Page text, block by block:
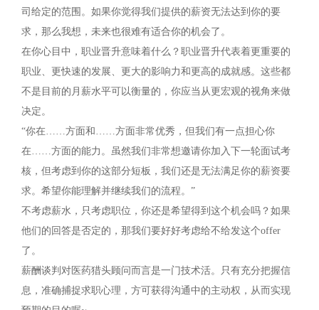
司给定的范围。如果你觉得我们提供的薪资无法达到你的要
求，那么我想，未来也很难有适合你的机会了。
在你心目中，职业晋升意味着什么？职业晋升代表着更重要的
职业、更快速的发展、更大的影响力和更高的成就感。这些都
不是目前的月薪水平可以衡量的，你应当从更宏观的视角来做
决定。
“你在……方面和……方面非常优秀，但我们有一点担心你
在……方面的能力。虽然我们非常想邀请你加入下一轮面试考
核，但考虑到你的这部分短板，我们还是无法满足你的薪资要
求。希望你能理解并继续我们的流程。”
不考虑薪水，只考虑职位，你还是希望得到这个机会吗？如果
他们的回答是否定的，那我们要好好考虑给不给发这个offer
了。
薪酬谈判对医药猎头顾问而言是一门技术活。只有充分把握信
息，准确捕捉求职心理，方可获得沟通中的主动权，从而实现